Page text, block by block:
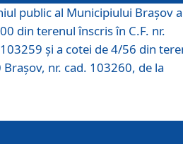
public al Municipiului Braşov a
din terenul înscris în C.F. nr.
și a cotei de 4/56 din
nr. cad. 103260, de la